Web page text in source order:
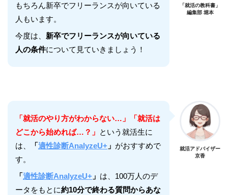
もちろん新卒でフリーランスが向いている
人もいます。
今度は、 新卒でフリーランスが向いている
人の条件について見ていきましょう！
「就活の教科書」
編集部 堀本
「就活のやり方がわからない…」「就活は
どこから始めれば…？」 という就活生に
は、
「適性診断AnalyzeU+ 」 がおすすめで
す。
「適性診断AnalyzeU+ 」 は、100万人のデ
ータをもとに約10分で終わる質問からあな
就活アドバイザー
京香